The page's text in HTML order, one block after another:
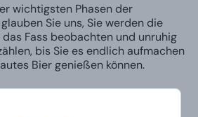
wichtigsten Phasen der
Sie uns, Sie werden die
das Fass beobachten und unruhig
bis Sie es endlich aufmachen
Bier genießen können.
EIN